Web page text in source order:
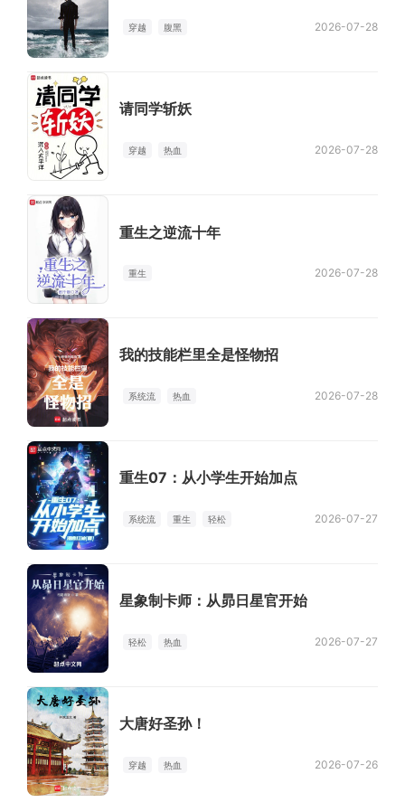
穿越 腹黑 2026-07-28
请同学斩妖
穿越 热血 2026-07-28
重生之逆流十年
重生 2026-07-28
我的技能栏里全是怪物招
系统流 热血 2026-07-28
重生07：从小学生开始加点
系统流 重生 轻松 2026-07-27
星象制卡师：从昴日星官开始
轻松 热血 2026-07-27
大唐好圣孙！
穿越 热血 2026-07-26